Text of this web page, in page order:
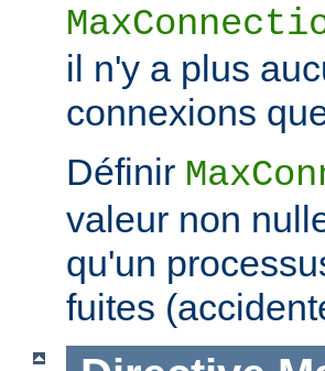
il n'y a plus
connexions
Définir
valeur non
qu'un
fuites